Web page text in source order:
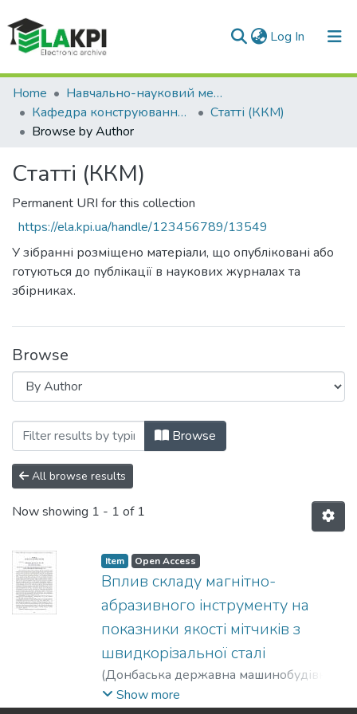
Log In (current)
Communities & Collections
All of DSpace
Home
Навчально-науковий механіко-машинобудівний інститут (НН ММІ)
Кафедра конструювання машин (ККМ)
Статті (ККМ)
Browse by Author
Статті (ККМ)
Permanent URI for this collection
https://ela.kpi.ua/handle/123456789/13549
У зібранні розміщено матеріали, що опубліковані або
готуються до публікації в наукових журналах та
збірниках.
Browse
Browsing Статті (ККМ) by Author
Browse
All browse results
Now showing 1 - 1 of 1
Item Open Access
Вплив складу магнітно-
абразивного інструменту на
показники якості мітчиків з
швидкорізальної сталі
(Донбаська державна машинобудівна
академія,2015
Show more